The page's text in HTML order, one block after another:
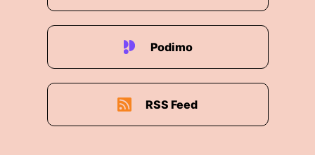
Podimo
RSS Feed